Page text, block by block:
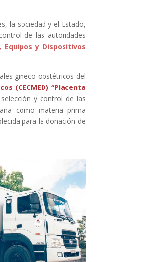
la sociedad y el Estado,
de las autoridades
y Dispositivos
gineco-obstétricos del
(CECMED) “Placenta
y control de las
como materia prima
para la donación de